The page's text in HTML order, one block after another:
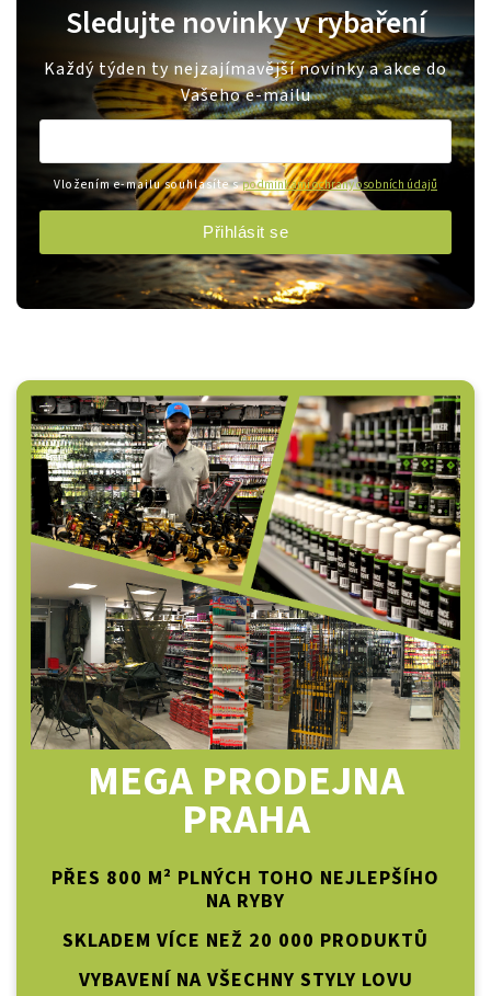
MEGA PRODEJNA
PRAHA
PŘES 800 M² PLNÝCH TOHO NEJLEPŠÍHO
NA RYBY
SKLADEM VÍCE NEŽ 20 000 PRODUKTŮ
VYBAVENÍ NA VŠECHNY STYLY LOVU
Sledujte novinky v rybaření
Každý týden ty nejzajímavější novinky a akce do
Vašeho e-mailu
Vložením e-mailu souhlasíte spodmínkami ochrany osobních údajů
Přihlásit se